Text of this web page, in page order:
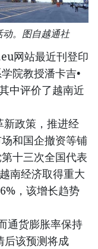
。图自越通社
网站最近刊登印
院教授潘卡吉•
中评价了越南近
新政策，推进经
和国企撤资等铺
十三次全国代表
南经济取得重大
，该增长趋势
通货膨胀率保持
后该预测将成